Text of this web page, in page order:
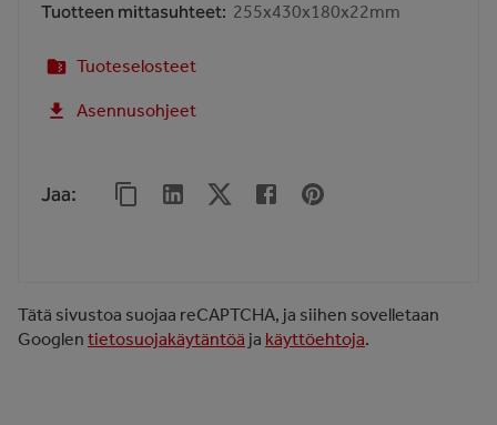
Tuotteen mittasuhteet 255x430x180x22mm
Tuoteselosteet
Asennusohjeet
Jaa:
Tätä sivustoa suojaa reCAPTCHA, ja siihen sovelletaan
Googlen tietosuojakäytäntöä ja käyttöehtoja.